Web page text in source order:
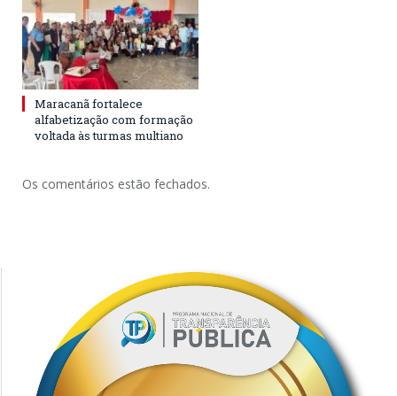
Maracanã fortalece
alfabetização com formação
voltada às turmas multiano
Os comentários estão fechados.